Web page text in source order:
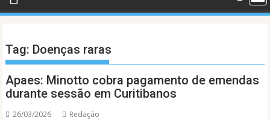
Tag: Doenças raras
Apaes: Minotto cobra pagamento de emendas
durante sessão em Curitibanos
26/03/2026 Redação